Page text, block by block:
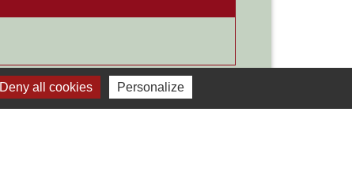
Signaler une erreur sur cette page
Deny all cookies Personalize